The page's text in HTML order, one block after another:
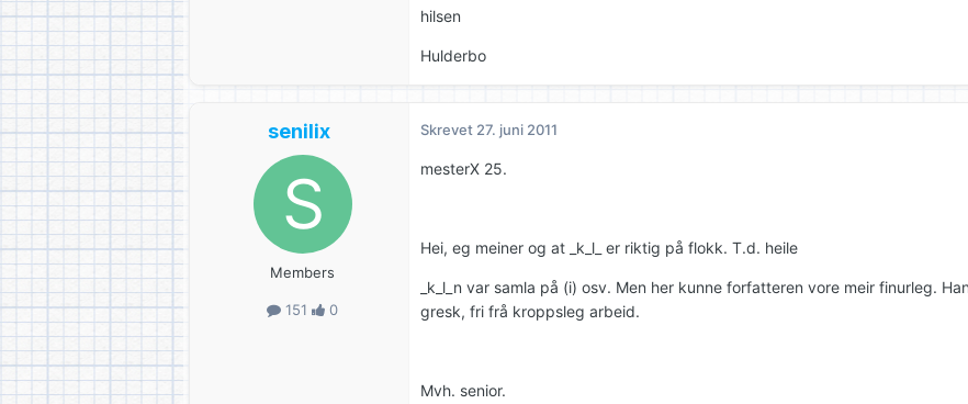
hilsen
Hulderbo
senilix
Members
151 0
Skrevet 27. juni 2011
mesterX 25.
Hei, eg meiner og at _k_l_ er riktig på flokk. T.d. heile
_k_l_n var samla på (i) osv. Men her kunne forfatteren vore meir finurleg.
gresk, fri frå kroppsleg arbeid.
Mvh. senior.